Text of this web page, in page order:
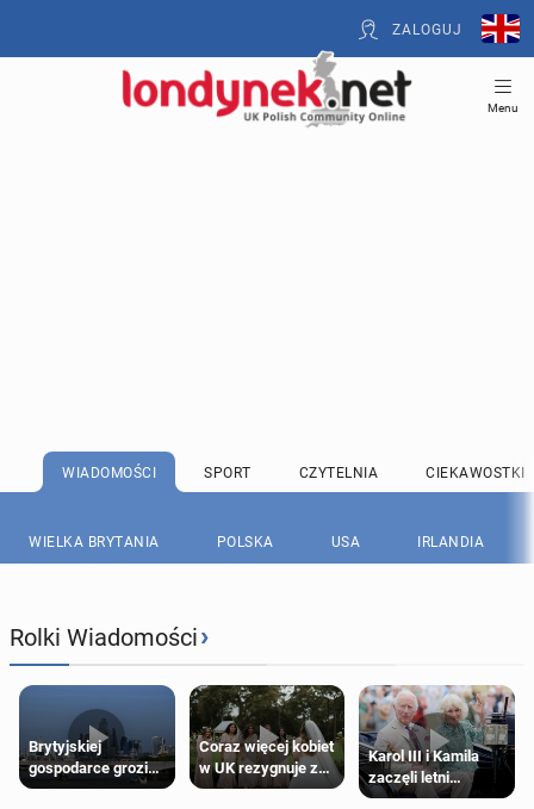
ZALOGUJ
Menu
WIADOMOŚCI SPORT CZYTELNIA CIEKAWOSTKI
WIELKA BRYTANIA POLSKA USA IRLANDIA
Rolki Wiadomości›
Brytyjskiej
gospodarce grozi
recesja, jeśli
Coraz więcej kobiet
w UK rezygnuje z
roli druhny na
Karol III i Kamila
zaczęli letni
odpoczynek po